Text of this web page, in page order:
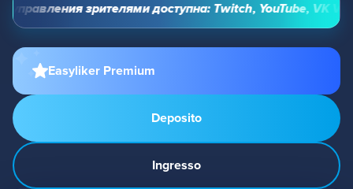
зрителями доступна: Twitch, YouTube, VK
Easyliker Premium
Deposito
Ingresso